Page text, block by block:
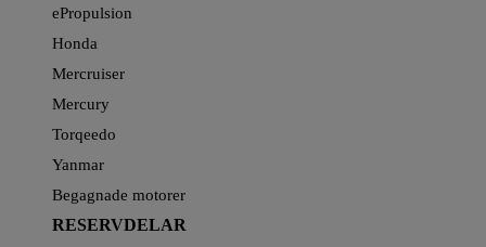
ePropulsion
Honda
Mercruiser
Mercury
Torqeedo
Yanmar
Begagnade motorer
RESERVDELAR